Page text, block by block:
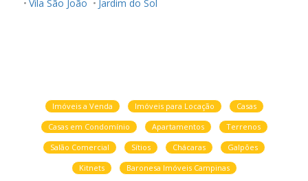
Vila São João
Jardim do Sol
Imóveis a Venda Imóveis para Locação
Casas
Casas em Condomínio
Apartamentos
Terrenos
Salão Comercial
Sítios Chácaras
Galpões
Kitnets
Baronesa Imóveis Campinas